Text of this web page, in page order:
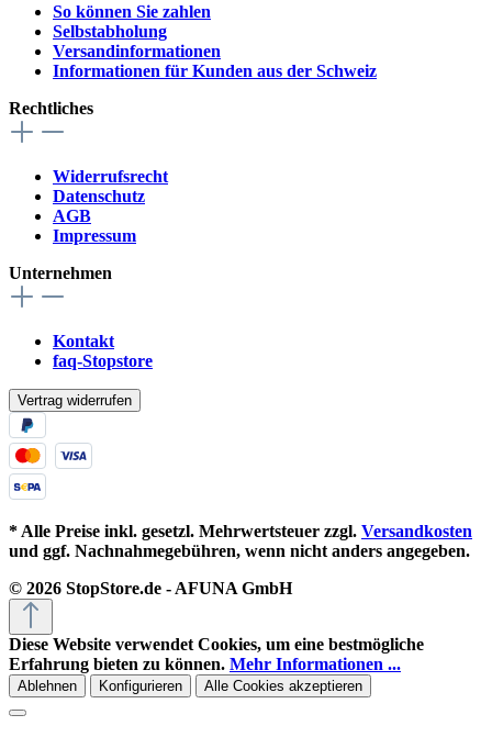
So können Sie zahlen
Selbstabholung
Versandinformationen
Informationen für Kunden aus der Schweiz
Rechtliches
Widerrufsrecht
Datenschutz
AGB
Impressum
Unternehmen
Kontakt
faq-Stopstore
Vertrag widerrufen
* Alle Preise inkl. gesetzl. Mehrwertsteuer zzgl. Versandkosten
und ggf. Nachnahmegebühren, wenn nicht anders angegeben.
© 2026 StopStore.de - AFUNA GmbH
Diese Website verwendet Cookies, um eine bestmögliche
Erfahrung bieten zu können. Mehr Informationen ...
Ablehnen Konfigurieren Alle Cookies akzeptieren